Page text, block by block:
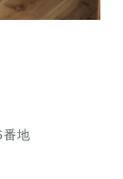
地